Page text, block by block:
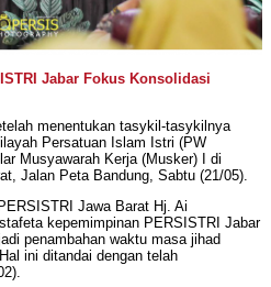
Jabar Fokus Konsolidasi
menentukan tasykil-tasykilnya
Persatuan Islam Istri (PW
Musyawarah Kerja (Musker) I di
Jalan Peta Bandung, Sabtu (21/05).
Jawa Barat Hj. Ai
kepemimpinan PERSISTRI Jabar
penambahan waktu masa jihad
ini ditandai dengan telah